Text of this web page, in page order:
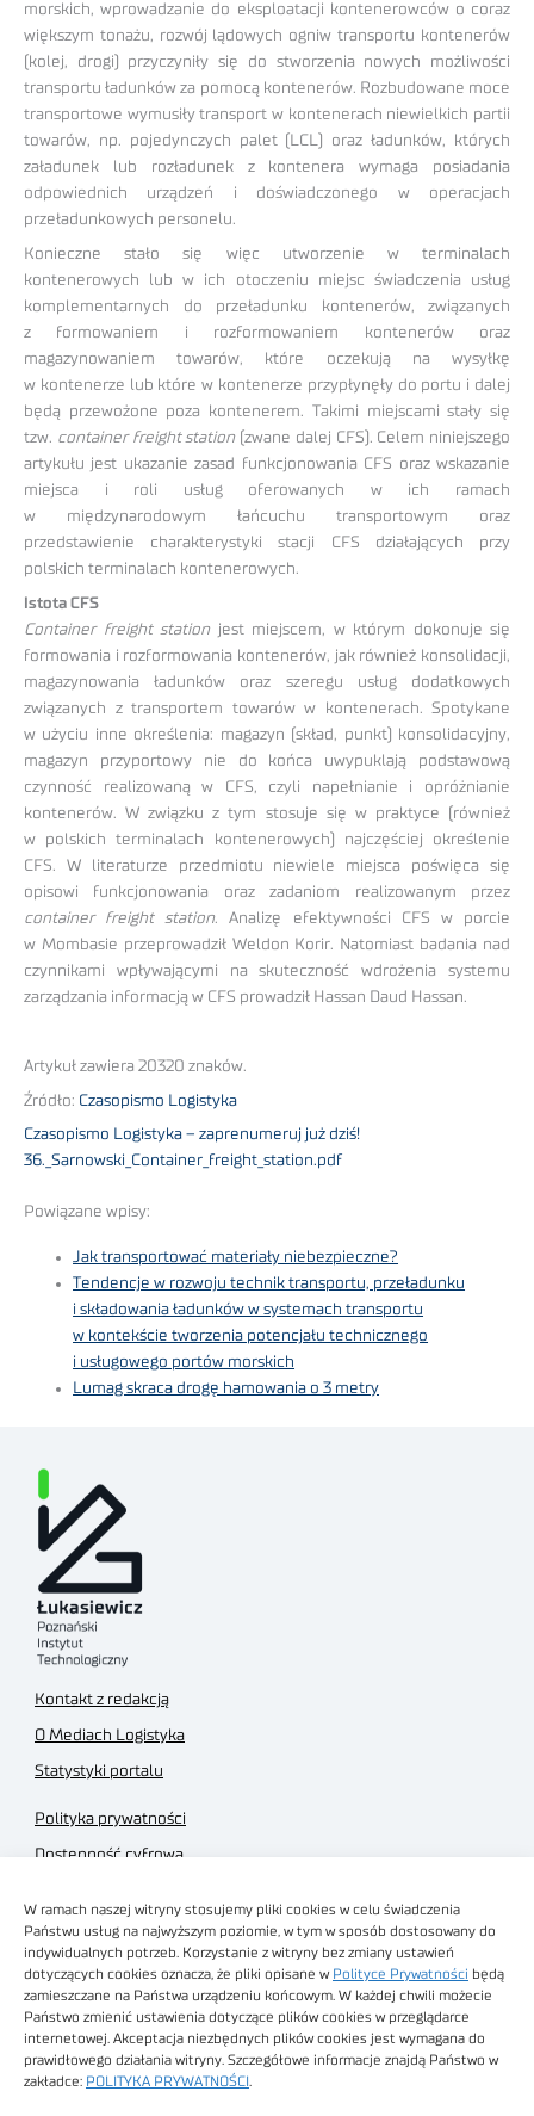
W ramach naszej witryny stosujemy pliki cookies w celu świadczenia
Państwu usług na najwyższym poziomie, w tym w sposób dostosowany do
indywidualnych potrzeb. Korzystanie z witryny bez zmiany ustawień
dotyczących cookies oznacza, że pliki opisane w Polityce Prywatności będą
zamieszczane na Państwa urządzeniu końcowym. W każdej chwili możecie
Państwo zmienić ustawienia dotyczące plików cookies w przeglądarce
internetowej. Akceptacja niezbędnych plików cookies jest wymagana do
prawidłowego działania witryny. Szczegółowe informacje znajdą Państwo w
zakładce: POLITYKA PRYWATNOŚCI
morskich, wprowadzanie do eksploatacji kontenerowców o coraz
większym tonażu, rozwój lądowych ogniw transportu kontenerów
(kolej, drogi) przyczyniły się do stworzenia nowych możliwości
transportu ładunków za pomocą kontenerów. Rozbudowane moce
transportowe wymusiły transport w kontenerach niewielkich partii
towarów, np. pojedynczych palet (LCL) oraz ładunków, których
załadunek lub rozładunek z kontenera wymaga posiadania
odpowiednich urządzeń i doświadczonego w operacjach
przeładunkowych personelu.
Konieczne stało się więc utworzenie w terminalach
kontenerowych lub w ich otoczeniu miejsc świadczenia usług
komplementarnych do przeładunku kontenerów, związanych
z formowaniem i rozformowaniem kontenerów oraz
magazynowaniem towarów, które oczekują na wysyłkę
w kontenerze lub które w kontenerze przypłynęły do portu i dalej
będą przewożone poza kontenerem. Takimi miejscami stały się
tzw. container freight station(zwane dalej CFS). Celem niniejszego
artykułu jest ukazanie zasad funkcjonowania CFS oraz wskazanie
miejsca i roli usług oferowanych w ich ramach
w międzynarodowym łańcuchu transportowym oraz
przedstawienie charakterystyki stacji CFS działających przy
polskich terminalach kontenerowych.
Istota CFS
Container freight stationjest miejscem, w którym dokonuje się
formowania i rozformowania kontenerów, jak również konsolidacji,
magazynowania ładunków oraz szeregu usług dodatkowych
związanych z transportem towarów w kontenerach. Spotykane
w użyciu inne określenia: magazyn (skład, punkt) konsolidacyjny,
magazyn przyportowy nie do końca uwypuklają podstawową
czynność realizowaną w CFS, czyli napełnianie i opróżnianie
kontenerów. W związku z tym stosuje się w praktyce (również
w polskich terminalach kontenerowych) najczęściej określenie
CFS. W literaturze przedmiotu niewiele miejsca poświęca się
opisowi funkcjonowania oraz zadaniom realizowanym przez
container freight station. Analizę efektywności CFS w porcie
w Mombasie przeprowadził Weldon Korir. Natomiast badania nad
czynnikami wpływającymi na skuteczność wdrożenia systemu
zarządzania informacją w CFS prowadził Hassan Daud Hassan.
Artykuł zawiera 20320 znaków.
Źródło: Czasopismo Logistyka
Czasopismo Logistyka – zaprenumeruj już dziś!
36._Sarnowski_Container_freight_station.pdf
Powiązane wpisy:
Jak transportować materiały niebezpieczne?
Tendencje w rozwoju technik transportu, przeładunku
i składowania ładunków w systemach transportu
w kontekście tworzenia potencjału technicznego
i usługowego portów morskich
Lumag skraca drogę hamowania o 3 metry
Kontakt z redakcją
O Mediach Logistyka
Statystyki portalu
Polityka prywatności
Dostępność cyfrowa
Regulamin sklepu
Obrazy stockowe
autorstwa